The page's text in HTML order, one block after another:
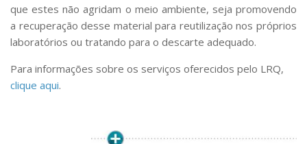
Comissões Internas
Pessoas
Serviços
Administrativo e Financeiro
que estes não agridam o meio ambiente, seja promovendo
a recuperação desse material para reutilização nos próprios
laboratórios ou tratando para o descarte adequado.
Para informações sobre os serviços oferecidos pelo LRQ,
clique aqui.